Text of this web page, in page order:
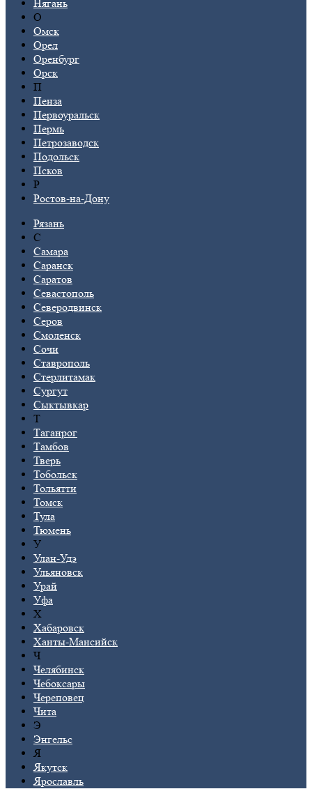
Нягань
О
Омск
Орел
Оренбург
Орск
П
Пенза
Первоуральск
Пермь
Петрозаводск
Подольск
Псков
Р
Ростов-на-Дону
Рязань
С
Самара
Саранск
Саратов
Севастополь
Северодвинск
Серов
Смоленск
Сочи
Ставрополь
Стерлитамак
Сургут
Сыктывкар
Т
Таганрог
Тамбов
Тверь
Тобольск
Тольятти
Томск
Тула
Тюмень
У
Улан-Удэ
Ульяновск
Урай
Уфа
Х
Хабаровск
Ханты-Мансийск
Ч
Челябинск
Чебоксары
Череповец
Чита
Э
Энгельс
Я
Якутск
Ярославль